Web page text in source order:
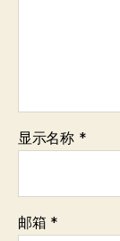
显示名称 *
邮箱 *